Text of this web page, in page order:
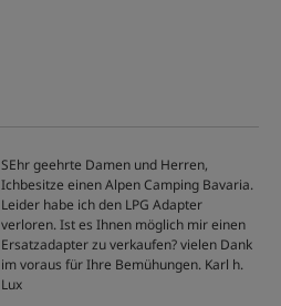
SEhr geehrte Damen und Herren,
Ichbesitze einen Alpen Camping Bavaria.
Leider habe ich den LPG Adapter
verloren. Ist es Ihnen möglich mir einen
Ersatzadapter zu verkaufen? vielen Dank
im voraus für Ihre Bemühungen. Karl h.
Lux